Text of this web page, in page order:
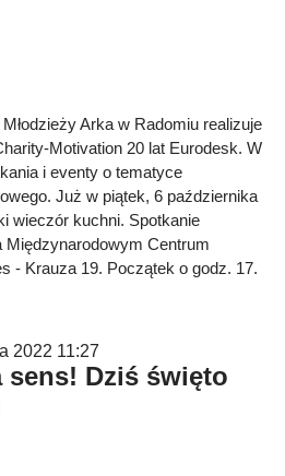
Arka w Radomiu realizuje
Motivation 20 lat Eurodesk. W
i eventy o tematyce
Już w piątek, 6 października
wieczór kuchni. Spotkanie
Centrum
- Krauza 19. Początek o godz. 17.
2022 11:27
sens! Dziś święto